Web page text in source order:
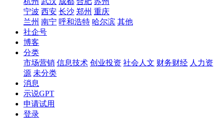
宁波 西安 长沙 郑州 重庆
兰州 南宁 呼和浩特 哈尔滨 其他
社企号
博客
分类
市场营销 信息技术 创业投资 社会人文 财务财经 人力资
源 未分类
消息
示说GPT
申请试用
登录